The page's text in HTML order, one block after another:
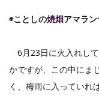
◉ことしの焼畑アマラ
6月23日に火入れし
かですが、この中にま
く、梅雨に入っていれ